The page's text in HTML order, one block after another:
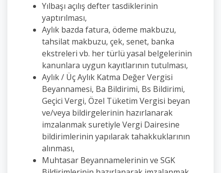
Yılbaşı açılış defter tasdiklerinin
yaptırılması,
Aylık bazda fatura, ödeme makbuzu,
tahsilat makbuzu, çek, senet, banka
ekstreleri vb. her türlü yasal belgelerinin
kanunlara uygun kayıtlarının tutulması,
Aylık / Üç Aylık Katma Değer Vergisi
Beyannamesi, Ba Bildirimi, Bs Bildirimi,
Geçici Vergi, Özel Tüketim Vergisi beyan
ve/veya bildirgelerinin hazırlanarak
imzalanmak suretiyle Vergi Dairesine
bildirimlerinin yapılarak tahakkuklarının
alınması,
Muhtasar Beyannamelerinin ve SGK